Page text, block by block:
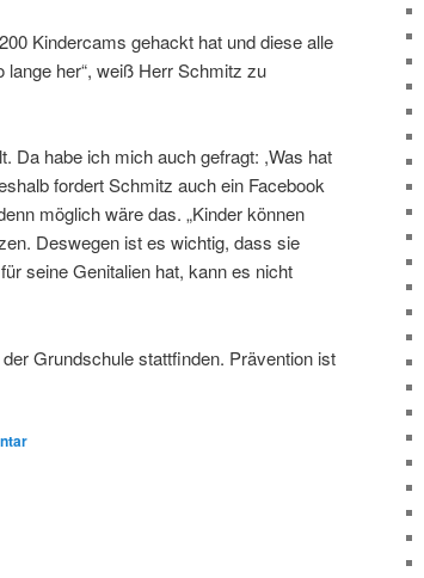
Kindercams gehackt hat und diese alle
her“, weiß Herr Schmitz zu
Da habe ich mich auch gefragt: ,Was hat
fordert Schmitz auch ein Facebook
möglich wäre das. „Kinder können
Deswegen ist es wichtig, dass sie
seine Genitalien hat, kann es nicht
Grundschule stattfinden. Prävention ist